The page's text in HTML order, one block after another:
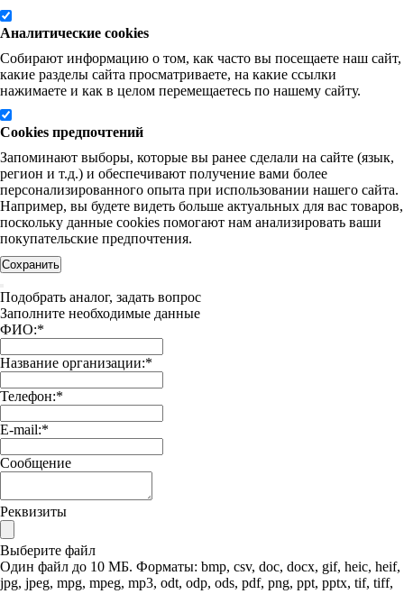
Аналитические cookies
Собирают информацию о том, как часто вы посещаете наш сайт,
какие разделы сайта просматриваете, на какие ссылки
нажимаете и как в целом перемещаетесь по нашему сайту.
Cookies предпочтений
Запоминают выборы, которые вы ранее сделали на сайте (язык,
регион и т.д.) и обеспечивают получение вами более
персонализированного опыта при использовании нашего сайта.
Например, вы будете видеть больше актуальных для вас товаров,
поскольку данные cookies помогают нам анализировать ваши
покупательские предпочтения.
Сохранить
Подобрать аналог, задать вопрос
Заполните необходимые данные
ФИО:*
Название организации:*
Телефон:*
E-mail:*
Сообщение
Реквизиты
Выберите файл
Один файл до 10 МБ. Форматы: bmp, csv, doc, docx, gif, heic, heif,
jpg, jpeg, mpg, mpeg, mp3, odt, odp, ods, pdf, png, ppt, pptx, tif, tiff,